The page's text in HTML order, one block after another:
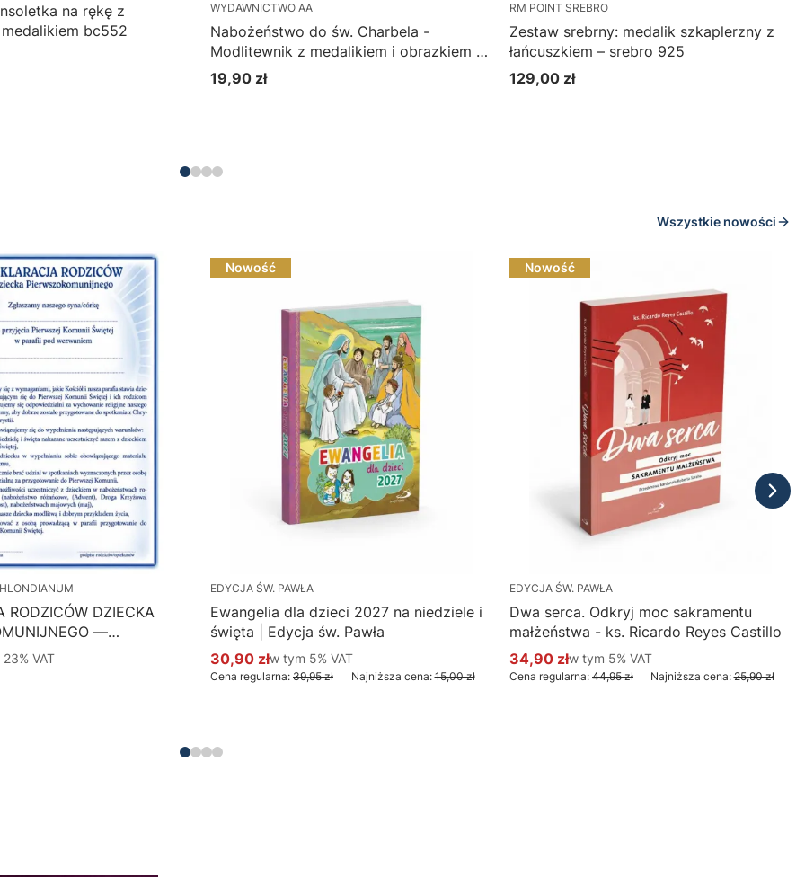
na rękę z
bc552
WYDAWNICTWO AA
Nabożeństwo do św. Charbela -
Modlitewnik z medalikiem i obrazkiem w
prezencie
Cena
19,90 zł
RM POINT SREBRO
Zestaw srebrny: medalik szkaplerzny z
łańcuszkiem – srebro 925
Cena
129,00 zł
Wszystkie nowości
RODZICÓW DZIECKA
—
Hlondianum - druk
50 szt.
VAT
23% VAT
Nowość
EDYCJA ŚW. PAWŁA
Ewangelia dla dzieci 2027 na niedziele i
święta | Edycja św. Pawła
Cena promocyjna brutto
30,90 złw tym %s VAT
w tym 5% VAT
Cena regularna: 39,95 zł Najniższa cena: 15,00 zł
Nowość
EDYCJA ŚW. PAWŁA
Dwa serca. Odkryj moc sakramentu
małżeństwa - ks. Ricardo Reyes Castillo
Cena promocyjna brutto
34,90 złw tym %s VAT
w tym 5% VAT
Cena regularna: 44,95 zł Najniższa cena: 25,90 zł